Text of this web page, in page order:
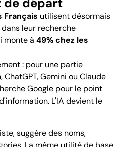
Français utilisent désormais
leur recherche
monte à 49% chez les
: pour une partie
Gemini ou Claude
Google pour le point
L'IA devient le
suggère des noms,